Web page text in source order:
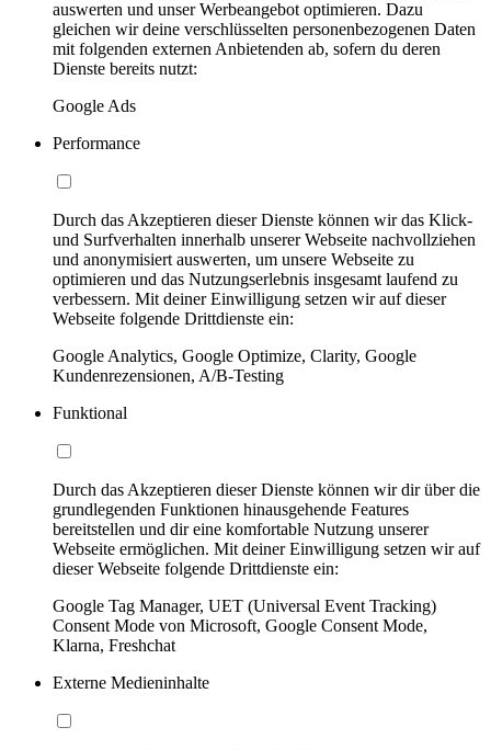
auswerten und unser Werbeangebot optimieren. Dazu
gleichen wir deine verschlüsselten personenbezogenen Daten
mit folgenden externen Anbietenden ab, sofern du deren
Dienste bereits nutzt:
Google Ads
Performance
Durch das Akzeptieren dieser Dienste können wir das Klick-
und Surfverhalten innerhalb unserer Webseite nachvollziehen
und anonymisiert auswerten, um unsere Webseite zu
optimieren und das Nutzungserlebnis insgesamt laufend zu
verbessern. Mit deiner Einwilligung setzen wir auf dieser
Webseite folgende Drittdienste ein:
Google Analytics, Google Optimize, Clarity, Google
Kundenrezensionen, A/B-Testing
Funktional
Durch das Akzeptieren dieser Dienste können wir dir über die
grundlegenden Funktionen hinausgehende Features
bereitstellen und dir eine komfortable Nutzung unserer
Webseite ermöglichen. Mit deiner Einwilligung setzen wir auf
dieser Webseite folgende Drittdienste ein:
Google Tag Manager, UET (Universal Event Tracking)
Consent Mode von Microsoft, Google Consent Mode,
Klarna, Freshchat
Externe Medieninhalte